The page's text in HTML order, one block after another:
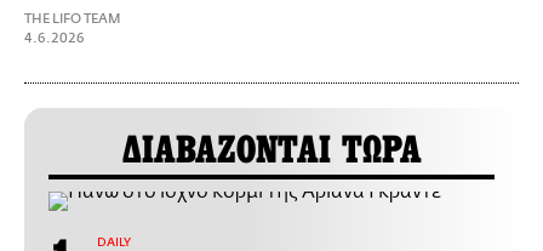
THE LIFO TEAM
4.6.2026
ΔΙΑΒΑΖΟΝΤΑΙ ΤΩΡΑ
DAILY